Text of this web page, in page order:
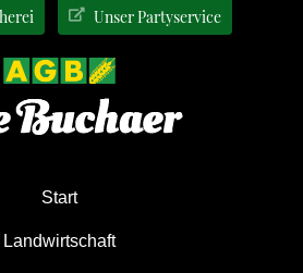
Unser Partyservice
Start
Landwirtschaft